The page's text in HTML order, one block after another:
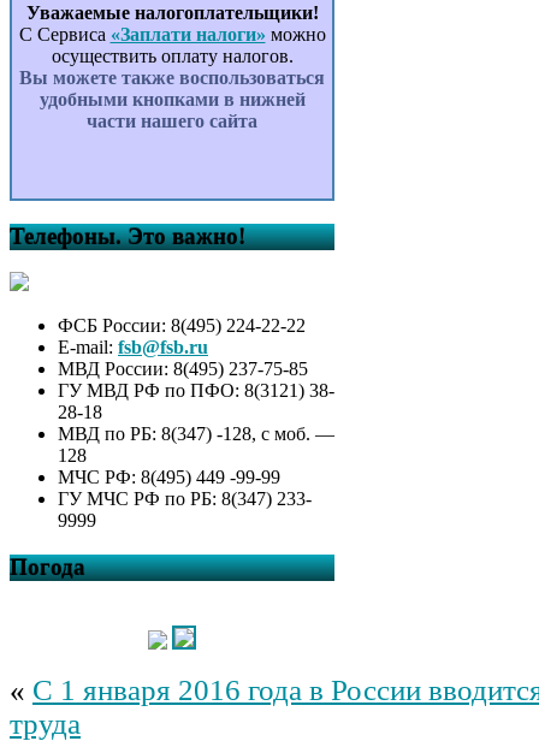
Уважаемые налогоплательщики!
С Сервиса «Заплати налоги» можно
осуществить оплату налогов.
Вы можете также воспользоваться
удобными кнопками в нижней
части нашего сайта
Телефоны. Это важно!
ФСБ России: 8(495) 224-22-22
E-mail: fsb@fsb.ru
МВД России: 8(495) 237-75-85
ГУ МВД РФ по ПФО: 8(3121) 38-
28-18
МВД по РБ: 8(347) -128, с моб. —
128
МЧС РФ: 8(495) 449 -99-99
ГУ МЧС РФ по РБ: 8(347) 233-
9999
Погода
« С 1 января 2016 года в России
труда